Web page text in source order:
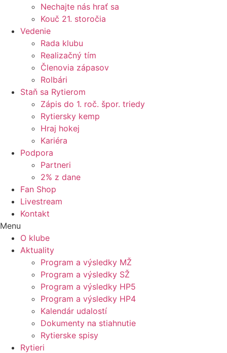
Nechajte nás hrať sa
Kouč 21. storočia
Vedenie
Rada klubu
Realizačný tím
Členovia zápasov
Rolbári
Staň sa Rytierom
Zápis do 1. roč. špor. triedy
Rytiersky kemp
Hraj hokej
Kariéra
Podpora
Partneri
2% z dane
Fan Shop
Livestream
Kontakt
Menu
O klube
Aktuality
Program a výsledky MŽ
Program a výsledky SŽ
Program a výsledky HP5
Program a výsledky HP4
Kalendár udalostí
Dokumenty na stiahnutie
Rytierske spisy
Rytieri